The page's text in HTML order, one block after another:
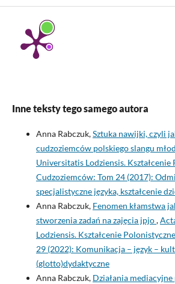
Inne teksty tego samego autora
Anna Rabczuk,Sztuka nawijki, czyli
cudzoziemców polskiego slangu
Universitatis Lodziensis. Kształcenie
Cudzoziemców: Tom 24 (2017):
specjalistyczne języka, kształcenie
Anna Rabczuk, Fenomen kłamstwa
stworzenia zadań na zajęcia jpjo,
Lodziensis. Kształcenie
29 (2022): Komunikacja – język –
(glotto)dydaktyczne
Anna Rabczuk, Działania